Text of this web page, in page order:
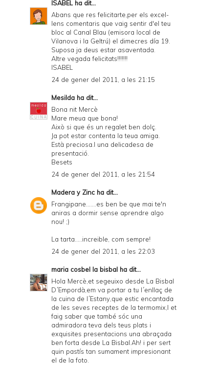
ISABEL ha dit...
Abans que res felicitarte,per els excel-
lens comentaris que vaig sentir d'el teu
bloc al Canal Blau (emisora local de
Vilanova i la Geltrú) el dimecres día 19.
Suposa ja deus estar asaventada.
Altre vegada felicitats!!!!!!!
ISABEL
24 de gener del 2011, a les 21:15
Mesilda ha dit...
Bona nit Mercè
Mare meua que bona!
Això si que és un regalet ben dolç.
Ja pot estar contenta la teua amiga.
Està preciosa.I una delicadesa de
presentació.
Besets
24 de gener del 2011, a les 21:54
Madera y Zinc ha dit...
Frangipane.......es ben be que mai te'n
aniras a dormir sense aprendre algo
nou! ;)
La tarta.....increible, com sempre!
24 de gener del 2011, a les 22:03
maria cosbel la bisbal ha dit...
Hola Mercè,et segeuixo desde La Bisbal
D´Empordà,em va portar a tu l´enllaç de
la cuina de l´Estany,que estic encantada
de les seves receptes de la termomix,I et
faig saber que també sóc una
admiradora teva dels teus plats i
exquisites presentacions una abraçada
ben forta desde La Bisbal.Ah! i per sert
quin pastís tan sumament impresionant
el de la foto.